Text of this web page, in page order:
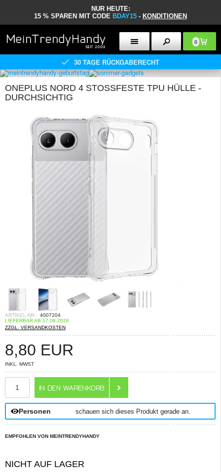
NUR HEUTE:
15 % SPAREN MIT CODE BDAY15 - KONDITIONEN
0
30 TAGE RÜCKGABERECHT
ONEPLUS NORD 4 STOSSFESTE TPU HÜLLE - D
URCHSICHTIG
ARTIKEL-NR.: 4007204
LIEFERBAR AB 17.08.2026
ZZGL. VERSANDKOSTEN
8,80 EUR
INKL. MWST
Personen schauen sich dieses Produkt gerade an.
EMPFOHLEN VON MEINTRENDYHANDY
NICHT AUF LAGER